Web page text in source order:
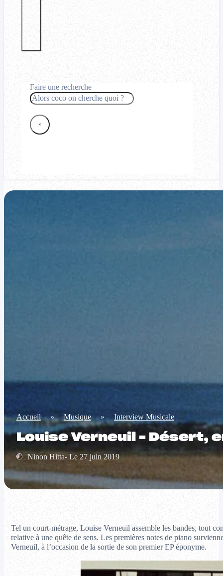
Faire une recherche
Rechercher
×
Accueil » Musique » Interview Musicale
Louise Verneuil – Désert,
Ninon Hitta- Le 27 juin 2019
Tel un court-métrage, Louise Verneuil assemble les bandes, tout
relative à une quête de sens. Les premières notes de piano
Verneuil, à l’occasion de la sortie de son premier EP éponyme.